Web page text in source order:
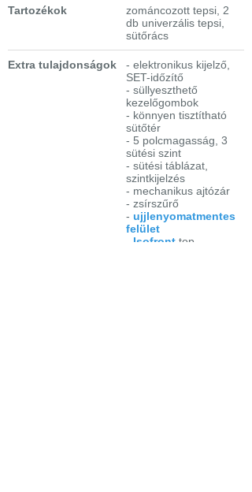
Tartozékok
zománcozott tepsi, 2
db univerzális tepsi,
sütőrács
Extra tulajdonságok
- elektronikus kijelző,
SET-időzítő
- süllyeszthető
kezelőgombok
- könnyen tisztítható
sütőtér
- 5 polcmagasság, 3
sütési szint
- sütési táblázat,
szintkijelzés
- mechanikus ajtózár
- zsírszűrő
- ujjlenyomatmentes
felület
Isofront top